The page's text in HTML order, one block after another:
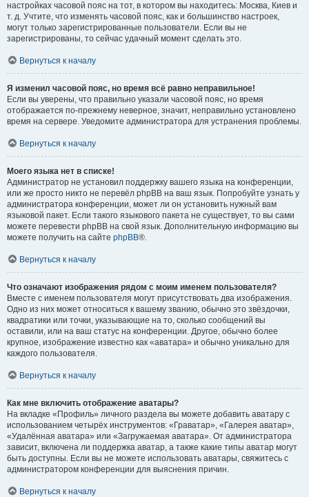
настройках часовой пояс на тот, в котором вы находитесь: Москва, Киев и
т. д. Учтите, что изменять часовой пояс, как и большинство настроек,
могут только зарегистрированные пользователи. Если вы не
зарегистрированы, то сейчас удачный момент сделать это.
Вернуться к началу
Я изменил часовой пояс, но время всё равно неправильное!
Если вы уверены, что правильно указали часовой пояс, но время
отображается по-прежнему неверное, значит, неправильно установлено
время на сервере. Уведомите администратора для устранения проблемы.
Вернуться к началу
Моего языка нет в списке!
Администратор не установил поддержку вашего языка на конференции,
или же просто никто не перевёл phpBB на ваш язык. Попробуйте узнать у
администратора конференции, может ли он установить нужный вам
языковой пакет. Если такого языкового пакета не существует, то вы сами
можете перевести phpBB на свой язык. Дополнительную информацию вы
можете получить на сайте phpBB®.
Вернуться к началу
Что означают изображения рядом с моим именем пользователя?
Вместе с именем пользователя могут присутствовать два изображения.
Одно из них может относиться к вашему званию, обычно это звёздочки,
квадратики или точки, указывающие на то, сколько сообщений вы
оставили, или на ваш статус на конференции. Другое, обычно более
крупное, изображение известно как «аватара» и обычно уникально для
каждого пользователя.
Вернуться к началу
Как мне включить отображение аватары?
На вкладке «Профиль» личного раздела вы можете добавить аватару с
использованием четырёх инструментов: «Граватар», «Галерея аватар»,
«Удалённая аватара» или «Загружаемая аватара». От администратора
зависит, включена ли поддержка аватар, а также какие типы аватар могут
быть доступны. Если вы не можете использовать аватары, свяжитесь с
администратором конференции для выяснения причин.
Вернуться к началу